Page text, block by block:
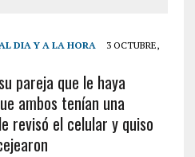
DIA Y A LA HORA
3 OCTUBRE,
pareja que le haya
ambos tenían una
revisó el celular y quiso